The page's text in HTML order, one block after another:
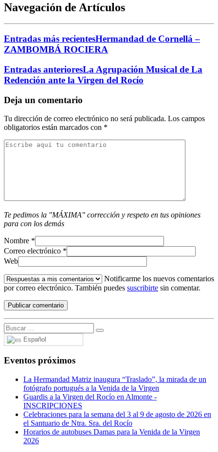
Navegación de Artículos
Entradas más recientesHermandad de Cornellá –
ZAMBOMBÁ ROCIERA
Entradas anterioresLa Agrupación Musical de La
Redención ante la Virgen del Rocío
Deja un comentario
Tu dirección de correo electrónico no será publicada. Los campos
obligatorios están marcados con *
Te pedimos la "MÁXIMA" corrección y respeto en tus opiniones
para con los demás
Nombre *
Correo electrónico *
Web
Notificarme los nuevos comentarios
por correo electrónico. También puedes suscribirte sin comentar.
Español
Eventos próximos
La Hermandad Matriz inaugura “Traslado”, la mirada de un
fotógrafo portugués a la Venida de la Virgen
Guardis a la Virgen del Rocío en Almonte -
INSCRIPCIONES
Celebraciones para la semana del 3 al 9 de agosto de 2026 en
el Santuario de Ntra. Sra. del Rocío
Horarios de autobuses Damas para la Venida de la Virgen
2026